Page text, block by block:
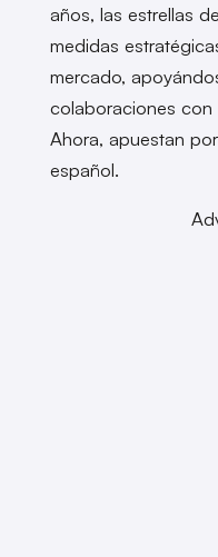
años, las estrellas
medidas
mercado,
colaboraciones con
Ahora, apuestan
español.